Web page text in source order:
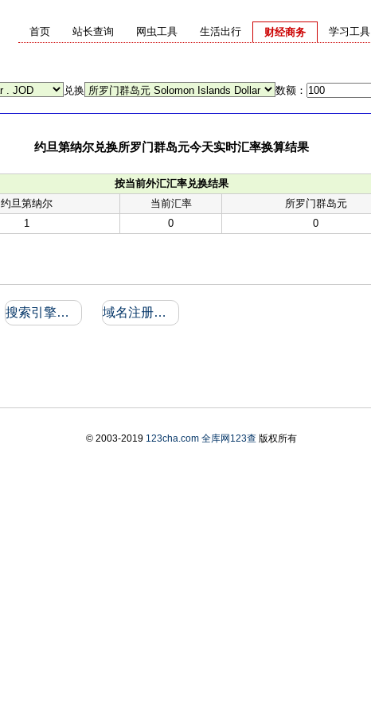
首页 站长查询 网虫工具 生活出行
财经商务
学习工具
兑换 数额：
约旦第纳尔兑换所罗门群岛元今天实时汇率换算结果
按当前外汇汇率兑换结果
约旦第纳尔
当前汇率
所罗门群岛元
1
0 0
搜索引擎收录和反向链接 域名注册信息
© 2003-2019 123cha.com 全库网123查版权所有